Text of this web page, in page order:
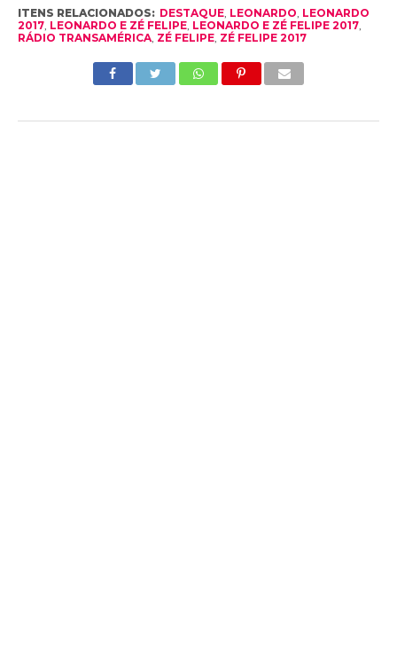
ITENS RELACIONADOS: DESTAQUE, LEONARDO LEONARDO
2017, LEONARDO E ZÉ FELIPE, LEONARDO E ZÉ FELIPE 2017,
RÁDIO TRANSAMÉRICA, ZÉ FELIPE, ZÉ FELIPE 2017